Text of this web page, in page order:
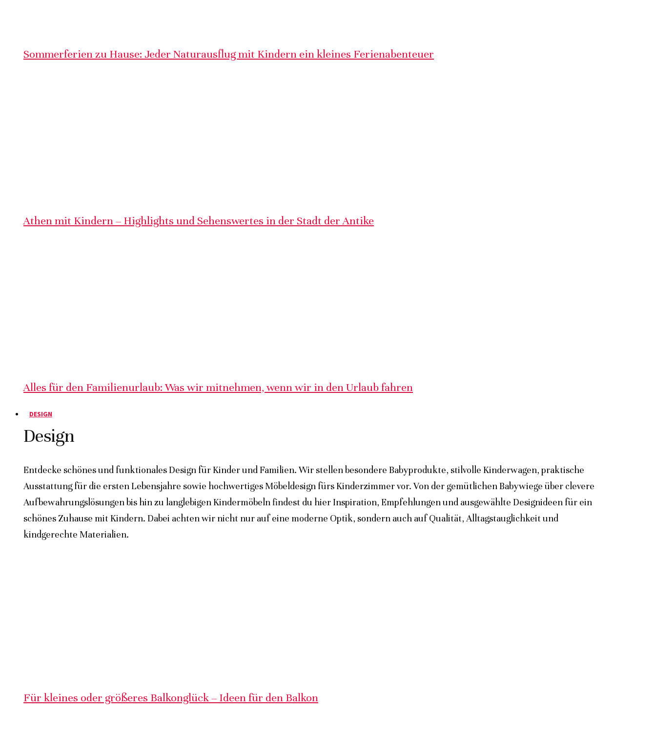
Sommerferien zu Hause: Jeder Naturausflug mit Kindern ein kleines Ferienabenteuer
Athen mit Kindern – Highlights und Sehenswertes in der Stadt der Antike
Alles für den Familienurlaub: Was wir mitnehmen, wenn wir in den Urlaub fahren
DESIGN
Design
Entdecke schönes und funktionales Design für Kinder und Familien. Wir stellen besondere Babyprodukte, stilvolle Kinderwagen, praktische
Ausstattung für die ersten Lebensjahre sowie hochwertiges Möbeldesign fürs Kinderzimmer vor. Von der gemütlichen Babywiege über clevere
Aufbewahrungslösungen bis hin zu langlebigen Kindermöbeln findest du hier Inspiration, Empfehlungen und ausgewählte Designideen für ein
schönes Zuhause mit Kindern. Dabei achten wir nicht nur auf eine moderne Optik, sondern auch auf Qualität, Alltagstauglichkeit und
kindgerechte Materialien.
Für kleines oder größeres Balkonglück – Ideen für den Balkon